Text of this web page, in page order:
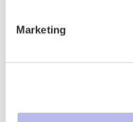
Marketing